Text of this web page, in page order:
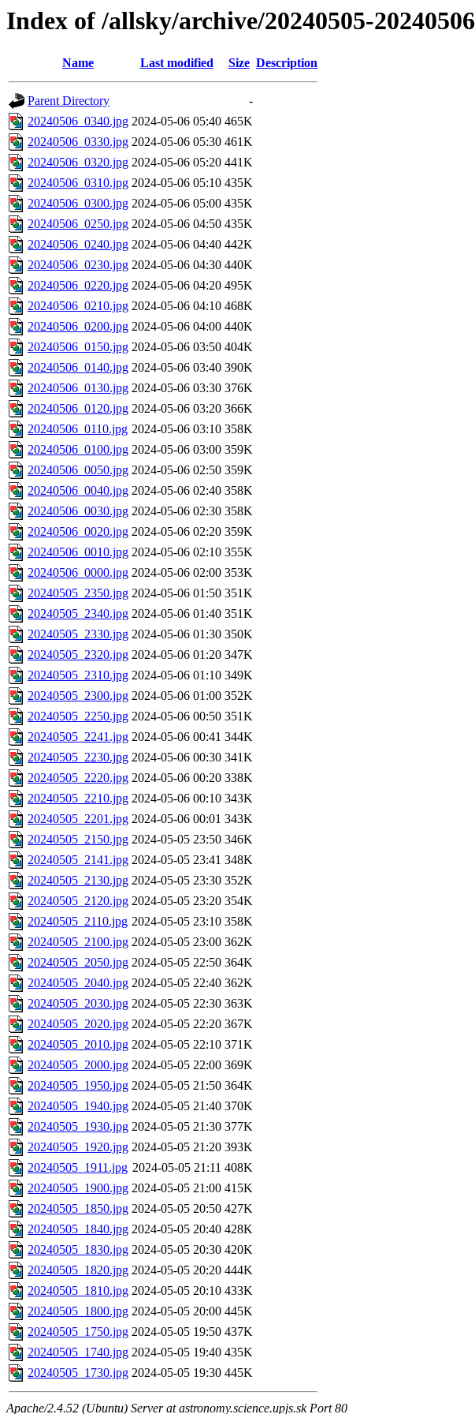
Index of /allsky/archive/20240505-20240506
Name Last modified Size Description
Parent Directory
-
20240506_0340.jpg 2024-05-06 05:40 465K
20240506_0330.jpg 2024-05-06 05:30 461K
20240506_0320.jpg 2024-05-06 05:20 441K
20240506_0310.jpg 2024-05-06 05:10 435K
20240506_0300.jpg 2024-05-06 05:00 435K
20240506_0250.jpg 2024-05-06 04:50 435K
20240506_0240.jpg 2024-05-06 04:40 442K
20240506_0230.jpg 2024-05-06 04:30 440K
20240506_0220.jpg 2024-05-06 04:20 495K
20240506_0210.jpg 2024-05-06 04:10 468K
20240506_0200.jpg 2024-05-06 04:00 440K
20240506_0150.jpg 2024-05-06 03:50 404K
20240506_0140.jpg 2024-05-06 03:40 390K
20240506_0130.jpg 2024-05-06 03:30 376K
20240506_0120.jpg 2024-05-06 03:20 366K
20240506_0110.jpg 2024-05-06 03:10 358K
20240506_0100.jpg 2024-05-06 03:00 359K
20240506_0050.jpg 2024-05-06 02:50 359K
20240506_0040.jpg 2024-05-06 02:40 358K
20240506_0030.jpg 2024-05-06 02:30 358K
20240506_0020.jpg 2024-05-06 02:20 359K
20240506_0010.jpg 2024-05-06 02:10 355K
20240506_0000.jpg 2024-05-06 02:00 353K
20240505_2350.jpg 2024-05-06 01:50 351K
20240505_2340.jpg 2024-05-06 01:40 351K
20240505_2330.jpg 2024-05-06 01:30 350K
20240505_2320.jpg 2024-05-06 01:20 347K
20240505_2310.jpg 2024-05-06 01:10 349K
20240505_2300.jpg 2024-05-06 01:00 352K
20240505_2250.jpg 2024-05-06 00:50 351K
20240505_2241.jpg 2024-05-06 00:41 344K
20240505_2230.jpg 2024-05-06 00:30 341K
20240505_2220.jpg 2024-05-06 00:20 338K
20240505_2210.jpg 2024-05-06 00:10 343K
20240505_2201.jpg 2024-05-06 00:01 343K
20240505_2150.jpg 2024-05-05 23:50 346K
20240505_2141.jpg 2024-05-05 23:41 348K
20240505_2130.jpg 2024-05-05 23:30 352K
20240505_2120.jpg 2024-05-05 23:20 354K
20240505_2110.jpg 2024-05-05 23:10 358K
20240505_2100.jpg 2024-05-05 23:00 362K
20240505_2050.jpg 2024-05-05 22:50 364K
20240505_2040.jpg 2024-05-05 22:40 362K
20240505_2030.jpg 2024-05-05 22:30 363K
20240505_2020.jpg 2024-05-05 22:20 367K
20240505_2010.jpg 2024-05-05 22:10 371K
20240505_2000.jpg 2024-05-05 22:00 369K
20240505_1950.jpg 2024-05-05 21:50 364K
20240505_1940.jpg 2024-05-05 21:40 370K
20240505_1930.jpg 2024-05-05 21:30 377K
20240505_1920.jpg 2024-05-05 21:20 393K
20240505_1911.jpg 2024-05-05 21:11 408K
20240505_1900.jpg 2024-05-05 21:00 415K
20240505_1850.jpg 2024-05-05 20:50 427K
20240505_1840.jpg 2024-05-05 20:40 428K
20240505_1830.jpg 2024-05-05 20:30 420K
20240505_1820.jpg 2024-05-05 20:20 444K
20240505_1810.jpg 2024-05-05 20:10 433K
20240505_1800.jpg 2024-05-05 20:00 445K
20240505_1750.jpg 2024-05-05 19:50 437K
20240505_1740.jpg 2024-05-05 19:40 435K
20240505_1730.jpg 2024-05-05 19:30 445K
Apache/2.4.52 (Ubuntu) Server at astronomy.science.upjs.sk Port 80